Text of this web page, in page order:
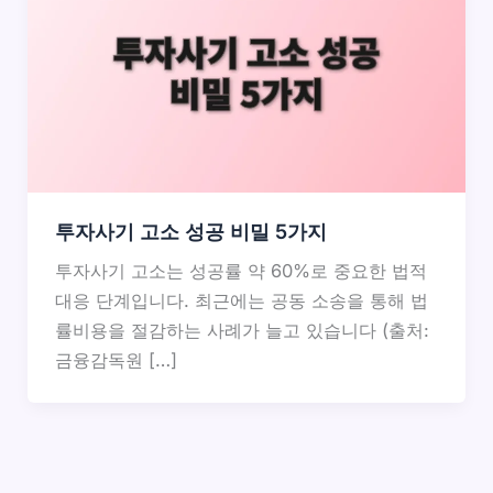
투자사기 고소 성공 비밀 5가지
투자사기 고소는 성공률 약 60%로 중요한 법적
대응 단계입니다. 최근에는 공동 소송을 통해 법
률비용을 절감하는 사례가 늘고 있습니다 (출처:
금융감독원 […]